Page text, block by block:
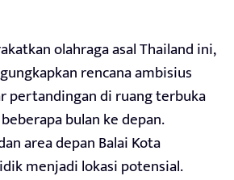
olahraga asal Thailand ini,
rencana ambisius
pertandingan di ruang terbuka
bulan ke depan.
area depan Balai Kota
menjadi lokasi potensial.